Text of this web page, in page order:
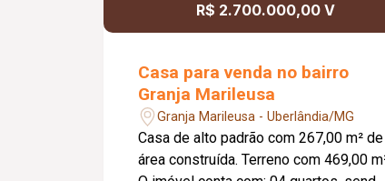
R$ 2.700.000,00 V
Casa para venda no bairro
Granja Marileusa
Granja Marileusa - Uberlândia/MG
Casa de alto padrão com 267,00 m² de
área construída. Terreno com 469,00 m².